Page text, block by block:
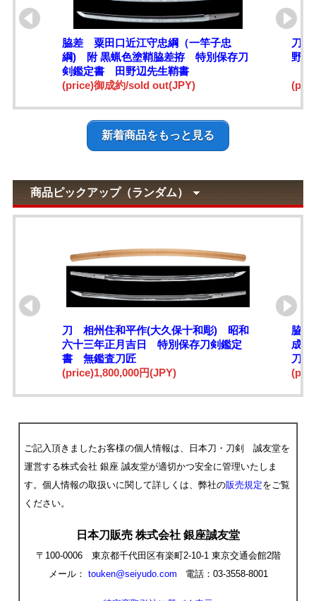
脇差 粟田口近江守忠綱（一竿子忠
綱) 附 黒蝋色塗鞘脇差拵 特別保存刀
剣鑑定書 田野辺先生鞘書
(price)御成約/sold out(JPY)
刀
野辺
新着商品をもっと見る
商品ピックアップ（ランダム）
刀 相州住和平作(大久保十和彫) 昭和
六十三年正月吉日 特別保存刀剣鑑定
書 無鑑査刀匠
(price)1,800,000円(JPY)
脇
成
刀匠
ご記入頂きましたお客様の個人情報は、日本刀・刀剣 誠友堂を
運営する株式会社 銀座 誠友堂が適切かつ安全に管理いたしま
す。個人情報の取扱いに関して詳しくは、弊社の販売規定をご覧
ください。
日本刀販売 株式会社 銀座誠友堂
〒100-0006 東京都千代田区有楽町2-10-1 東京交通会館2階
メール： touken@seiyudo.com 電話：03-3558-8001